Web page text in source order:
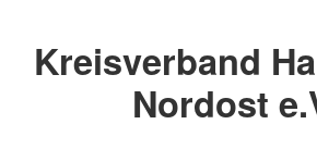
Kreisverband
Nordost